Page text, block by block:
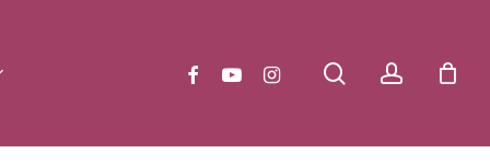
searchaccount
facebookyoutubeinstagram Cart